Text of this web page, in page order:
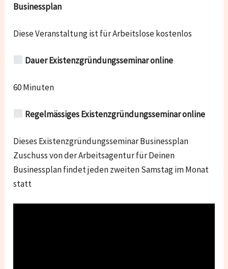
Businessplan​
Diese Veranstaltung ist für Arbeitslose kostenlos
Dauer Existenzgründungsseminar online
60 Minuten
Regelmässiges Existenzgründungsseminar online
Dieses Existenzgründungsseminar Businessplan
Zuschuss von der Arbeitsagentur für Deinen
Businessplan findet jeden zweiten Samstag im Monat
statt